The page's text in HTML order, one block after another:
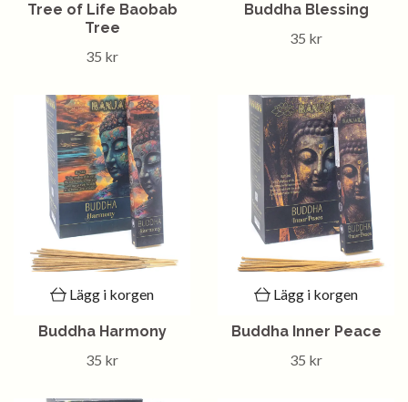
Tree of Life Baobab
Tree
35 kr
Buddha Blessing
35 kr
Lägg i korgen
Buddha Harmony
35 kr
Lägg i korgen
Buddha Inner Peace
35 kr